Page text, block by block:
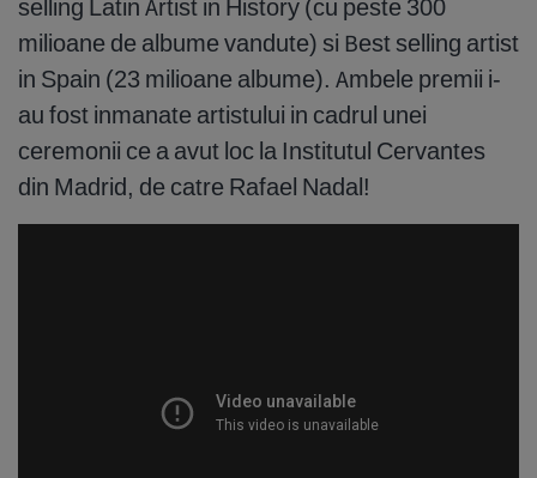
selling Latin Artist in History (cu peste 300
milioane de albume vandute) si Best selling artist
in Spain (23 milioane albume). Ambele premii i-
au fost inmanate artistului in cadrul unei
ceremonii ce a avut loc la Institutul Cervantes
din Madrid, de catre Rafael Nadal!